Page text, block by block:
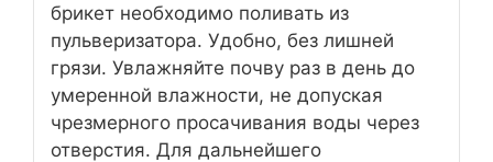
брикет необходимо поливать из
пульверизатора. Удобно, без лишней
грязи. Увлажняйте почву раз в день до
умеренной влажности, не допуская
чрезмерного просачивания воды через
отверстия. Для дальнейшего